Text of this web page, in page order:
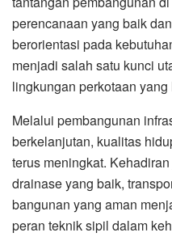
perencanaan yang baik
berorientasi pada
menjadi salah satu kunci
lingkungan perkotaan
Melalui pembangunan
berkelanjutan, kualitas
terus meningkat.
drainase yang baik,
bangunan yang aman
peran teknik sipil dalam